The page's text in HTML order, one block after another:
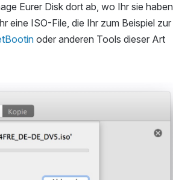
Eurer Disk dort ab, wo Ihr sie haben
eine ISO-File, die Ihr zum Beispiel zur
oder anderen Tools dieser Art